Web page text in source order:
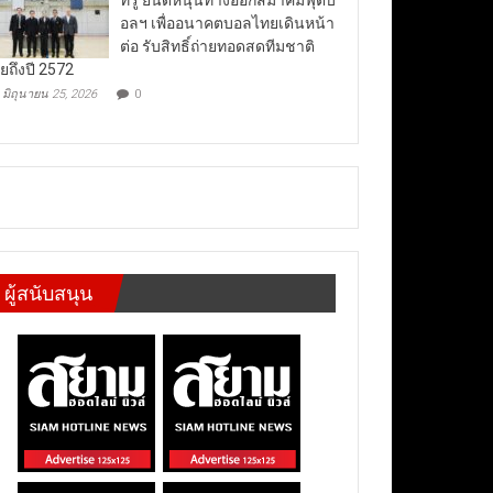
อลฯ เพื่ออนาคตบอลไทยเดินหน้า
ต่อ รับสิทธิ์ถ่ายทอดสดทีมชาติ
ถึงปี 2572
มิถุนายน 25, 2026 0
ผู้สนับสนุน